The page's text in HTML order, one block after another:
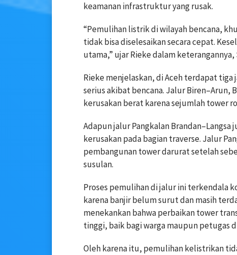
keamanan infrastruktur yang rusak.
“Pemulihan listrik di wilayah bencana,
tidak bisa diselesaikan secara cepat.
utama,” ujar Rieke dalam keterangannya,
Rieke menjelaskan, di Aceh terdapat
serius akibat bencana. Jalur Biren–Arun,
kerusakan berat karena sejumlah tower
Adapun jalur Pangkalan
kerusakan pada bagian traverse. Jalur
pembangunan tower darurat setelah
susulan.
Proses pemulihan di jalur ini terkendala
karena banjir belum surut dan masih
menekankan bahwa perbaikan tower
tinggi, baik bagi warga maupun petugas
Oleh karena itu, pemulihan kelistrikan